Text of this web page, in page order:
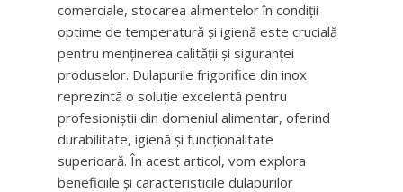
comerciale, stocarea alimentelor în condiții
optime de temperatură și igienă este crucială
pentru menținerea calității și siguranței
produselor. Dulapurile frigorifice din inox
reprezintă o soluție excelentă pentru
profesioniștii din domeniul alimentar, oferind
durabilitate, igienă și funcționalitate
superioară. În acest articol, vom explora
beneficiile și caracteristicile dulapurilor